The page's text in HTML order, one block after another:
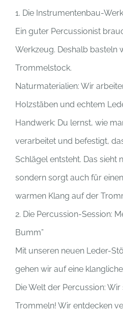
1. Die Instrumentenbau-
Ein guter Percussionist
Werkzeug. Deshalb basteln
Trommelstock.
Naturmaterialien: Wir
Holzstäben und echtem
Handwerk: Du lernst, wie
verarbeitet und befestigt,
Schlägel entsteht. Das sieht
sondern sorgt auch für
warmen Klang auf der
2. Die Percussion-Session:
Bumm”
Mit unseren neuen Leder-
gehen wir auf eine
Die Welt der Percussion:
Trommeln! Wir entdecken